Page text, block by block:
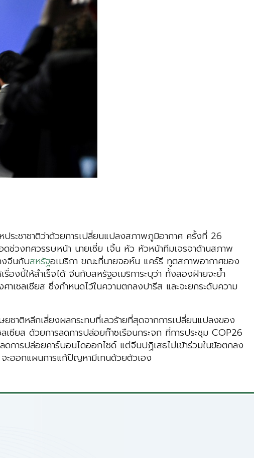
ะชาชาติว่าด้วยการเปลี่ยนแปลงสภาพภูมิอากาศ ครั้งที่ 26
วงทศวรรษหน้า นายเซี่ย เจิ้น หัว หัวหน้าทีมเจรจาด้านสภาพ
งจีนกับสหรัฐอเมริกา ขณะที่นายจอห์น แคร์รี ทูตสภาพอากาศของ
องนี้ให้สำเร็จได้ จีนกับสหรัฐอเมริการะบุว่า ทั้งสองฝ่ายจะย้ำ
เซลเซียส ซึ่งกำหนดไว้ในความตกลงปารีส และจะยกระดับความ
ชาติหลีกเลี่ยงผลกระทบที่เลวร้ายที่สุดจากการเปลี่ยนแปลงของ
ซียส ด้วยการลดการปล่อยก๊าซเรือนกระจก ที่การประชุม COP26
การปล่อยคาร์บอนไดออกไซด์ แต่จีนปฏิเสธไม่เข้าร่วมในข้อตกลง
ะออกแผนการแก้ปัญหามีเทนด้วยตัวเอง